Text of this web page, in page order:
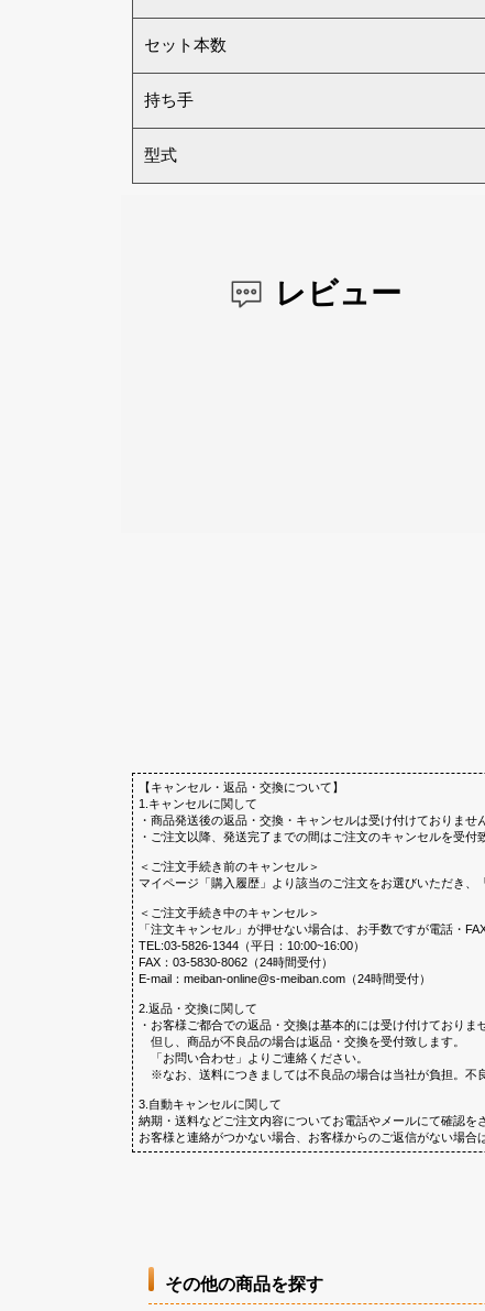
セット本数
持ち手
型式
レビュー
【キャンセル・返品・交換について】
1.キャンセルに関して
・商品発送後の返品・交換・キャンセルは受け付けておりません
・ご注文以降、発送完了までの間はご注文のキャンセルを受付
＜ご注文手続き前のキャンセル＞
マイページ「購入履歴」より該当のご注文をお選びいただき、
＜ご注文手続き中のキャンセル＞
「注文キャンセル」が押せない場合は、お手数ですが電話・
TEL:03-5826-1344（平日：10:00~16:00）
FAX：03-5830-8062（24時間受付）
E-mail：meiban-online@s-meiban.com（24時間受付）
2.返品・交換に関して
・お客様ご都合での返品・交換は基本的には受け付けておりま
但し、商品が不良品の場合は返品・交換を受付致します。
「お問い合わせ」よりご連絡ください。
※なお、送料につきましては不良品の場合は当社が負担。不
3.自動キャンセルに関して
納期・送料などご注文内容についてお電話やメールにて確認を
お客様と連絡がつかない場合、お客様からのご返信がない場合
その他の商品を探す